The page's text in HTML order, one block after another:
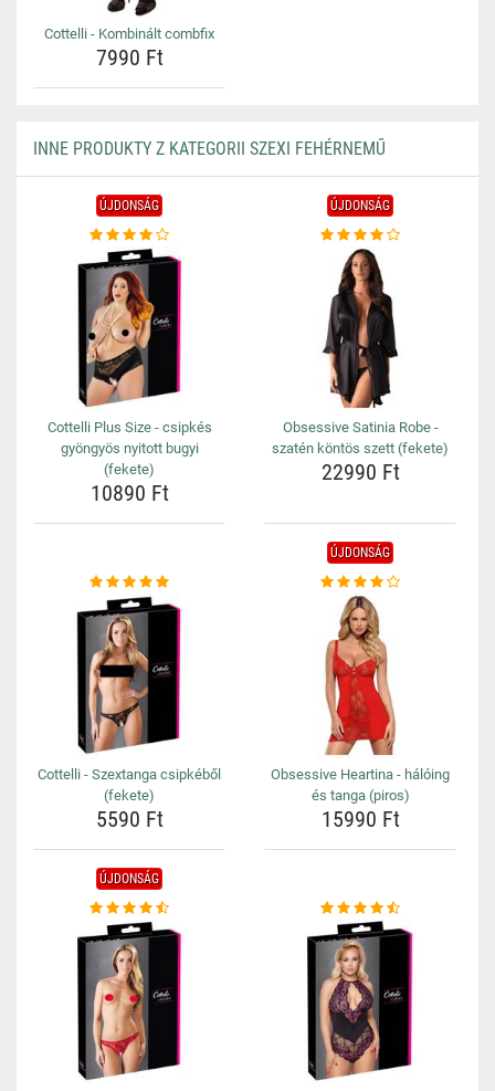
Cottelli - Kombinált combfix
7990 Ft
INNE PRODUKTY Z KATEGORII SZEXI FEHÉRNEMŰ
ÚJDONSÁG
Cottelli Plus Size - csipkés
gyöngyös nyitott bugyi
(fekete)
10890 Ft
ÚJDONSÁG
Obsessive Satinia Robe -
szatén köntös szett (fekete)
22990 Ft
Cottelli - Szextanga csipkéből
(fekete)
5590 Ft
ÚJDONSÁG
Obsessive Heartina - hálóing
és tanga (piros)
15990 Ft
ÚJDONSÁG